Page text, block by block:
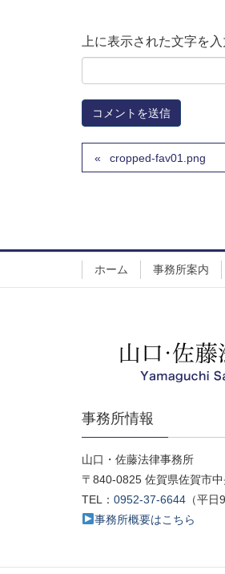
上に表示された文字を
cropped-fav01.png
ホーム 事務所案内
事務所情報
山口・佐藤法律事務所
〒840-0825 佐賀県佐賀市
TEL： 0952-37-6644 （平日
事務所概要はこちら